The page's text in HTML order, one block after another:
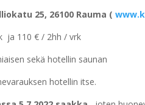
25, 26100 Rauma (
ja 110 € / 2hh / vrk
sekä hotellin saunan
hotellin itse.